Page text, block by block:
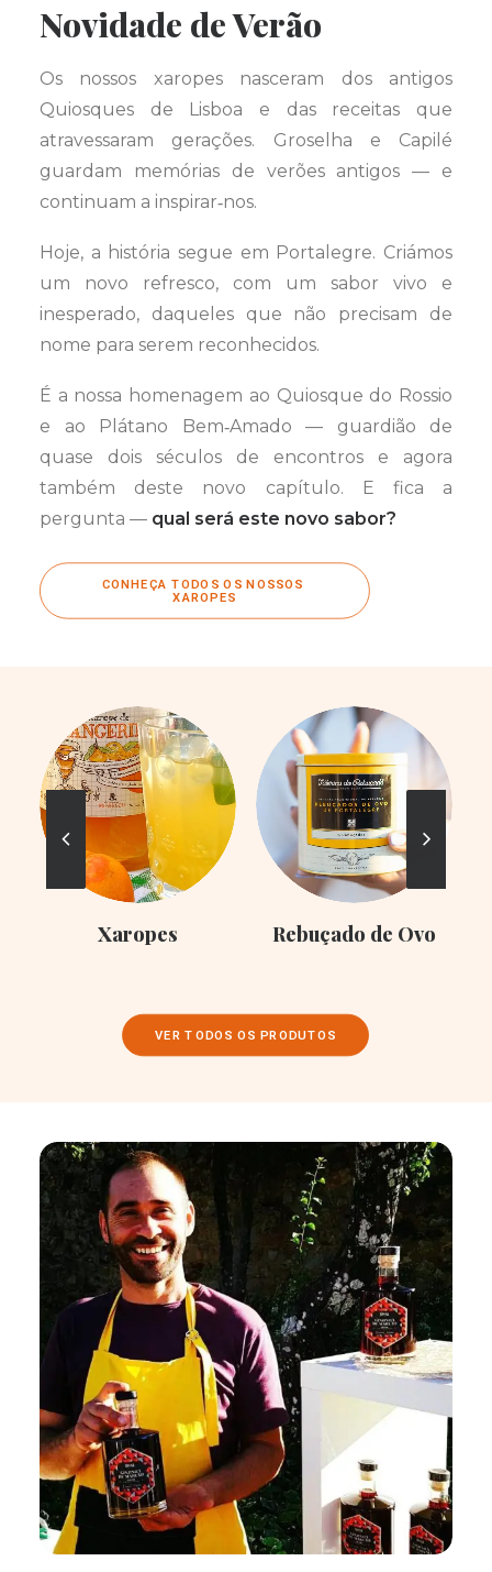
Novidade de Verão
Os nossos xaropes nasceram dos antigos
Quiosques de Lisboa e das receitas que
atravessaram gerações. Groselha e Capilé
guardam memórias de verões antigos — e
continuam a inspirar‑nos.
Hoje, a história segue em Portalegre. Criámos
um novo refresco, com um sabor vivo e
inesperado, daqueles que não precisam de
nome para serem reconhecidos.
É a nossa homenagem ao Quiosque do Rossio
e ao Plátano Bem‑Amado — guardião de
quase dois séculos de encontros e agora
também deste novo capítulo. E fica a
pergunta — qual será este novo sabor?
CONHEÇA TODOS OS NOSSOS
XAROPES
Xaropes Rebuçado de Ovo
VER TODOS OS PRODUTOS